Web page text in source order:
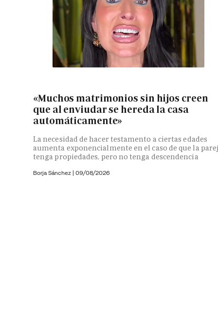
«Muchos matrimonios sin hijos creen
que al enviudar se hereda la casa
automáticamente»
La necesidad de hacer testamento a ciertas edades
aumenta exponencialmente en el caso de que la
tenga propiedades, pero no tenga descendencia
Borja Sánchez | 09/08/2026